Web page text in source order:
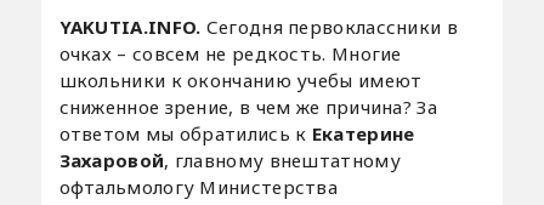
YAKUTIA.INFO. Сегодня первоклассники в
очках – совсем не редкость. Многие
школьники к окончанию учебы имеют
сниженное зрение, в чем же причина? За
ответом мы обратились к Екатерине
Захаровой, главному внештатному
офтальмологу Министерства